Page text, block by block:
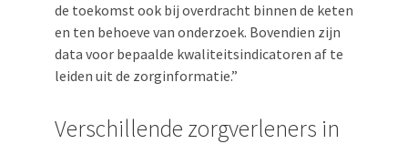
de toekomst ook bij overdracht binnen de keten
en ten behoeve van onderzoek. Bovendien zijn
data voor bepaalde kwaliteitsindicatoren af te
leiden uit de zorginformatie.”
Verschillende zorgverleners in